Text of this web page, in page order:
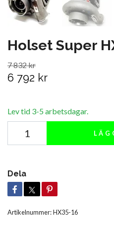
Holset Super
7 832 kr
6 792 kr
Lev tid 3-5 arbetsdagar.
Dela
Artikelnummer:HX35-16